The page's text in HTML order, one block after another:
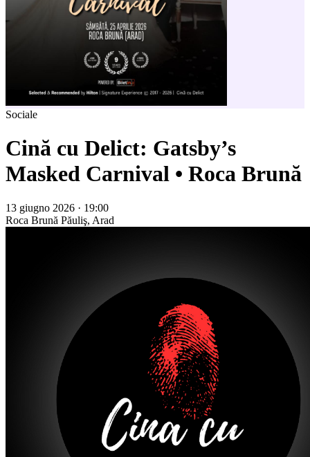
Sociale
Cină cu Delict: Gatsby’s
Masked Carnival • Roca Brună
13 giugno 2026 · 19:00
Roca Brună Păuliş, Arad